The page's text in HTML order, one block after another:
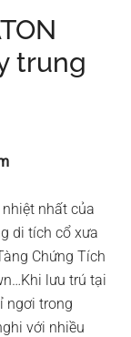
trung
nhất của
di tích cổ xưa
Chứng Tích
lưu trú tại
ngơi trong
với nhiều